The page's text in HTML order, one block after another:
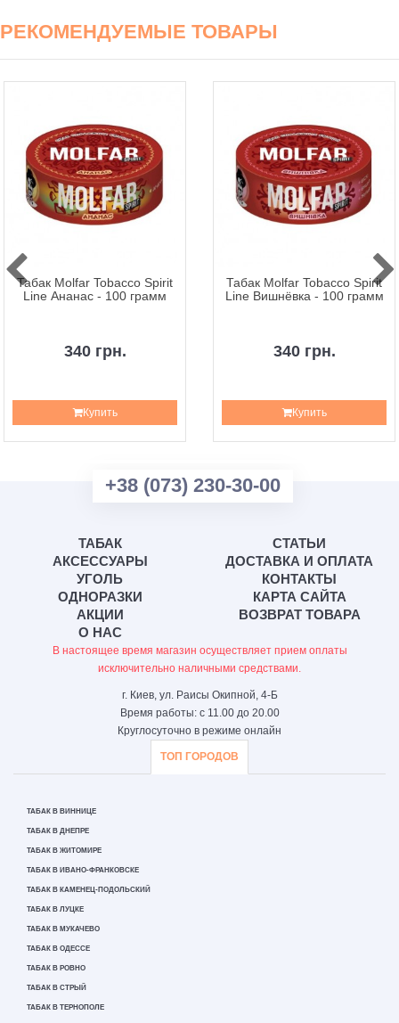
РЕКОМЕНДУЕМЫЕ ТОВАРЫ
Табак Molfar Tobacco Spirit
Line Ананас - 100 грамм
340 грн.
Купить
Табак Molfar Tobacco Spirit
Line Вишнёвка - 100 грамм
340 грн.
Купить
+38 (073) 230-30-00
ТАБАК
АКСЕССУАРЫ
УГОЛЬ
ОДНОРАЗКИ
АКЦИИ
О НАС
СТАТЬИ
ДОСТАВКА И ОПЛАТА
КОНТАКТЫ
КАРТА САЙТА
ВОЗВРАТ ТОВАРА
В настоящее время магазин осуществляет прием оплаты
исключительно наличными средствами.
г. Киев, ул. Раисы Окипной, 4-Б
Время работы: с 11.00 до 20.00
Круглосуточно в режиме онлайн
ТОП ГОРОДОВ
ТАБАК В ВИННИЦЕ
ТАБАК В ДНЕПРЕ
ТАБАК В ЖИТОМИРЕ
ТАБАК В ИВАНО-ФРАНКОВСКЕ
ТАБАК В КАМЕНЕЦ-ПОДОЛЬСКИЙ
ТАБАК В ЛУЦКЕ
ТАБАК В МУКАЧЕВО
ТАБАК В ОДЕССЕ
ТАБАК В РОВНО
ТАБАК В СТРЫЙ
ТАБАК В ТЕРНОПОЛЕ